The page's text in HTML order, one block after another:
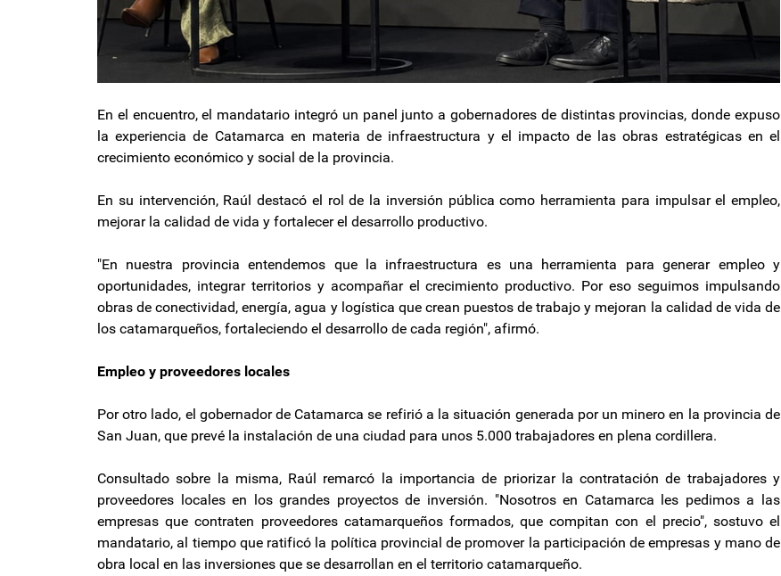
En el encuentro, el mandatario integró un panel junto a gobernadores de distintas provincias, donde expuso
la experiencia de Catamarca en materia de infraestructura y el impacto de las obras estratégicas en el
crecimiento económico y social de la provincia.
En su intervención, Raúl destacó el rol de la inversión pública como herramienta para impulsar el empleo,
mejorar la calidad de vida y fortalecer el desarrollo productivo.
"En nuestra provincia entendemos que la infraestructura es una herramienta para generar empleo y
oportunidades, integrar territorios y acompañar el crecimiento productivo. Por eso seguimos impulsando
obras de conectividad, energía, agua y logística que crean puestos de trabajo y mejoran la calidad de vida de
los catamarqueños, fortaleciendo el desarrollo de cada región", afirmó.
Empleo y proveedores locales
Por otro lado, el gobernador de Catamarca se refirió a la situación generada por un minero en la provincia de
San Juan, que prevé la instalación de una ciudad para unos 5.000 trabajadores en plena cordillera.
Consultado sobre la misma, Raúl remarcó la importancia de priorizar la contratación de trabajadores y
proveedores locales en los grandes proyectos de inversión. "Nosotros en Catamarca les pedimos a las
empresas que contraten proveedores catamarqueños formados, que compitan con el precio", sostuvo el
mandatario, al tiempo que ratificó la política provincial de promover la participación de empresas y mano de
obra local en las inversiones que se desarrollan en el territorio catamarqueño.